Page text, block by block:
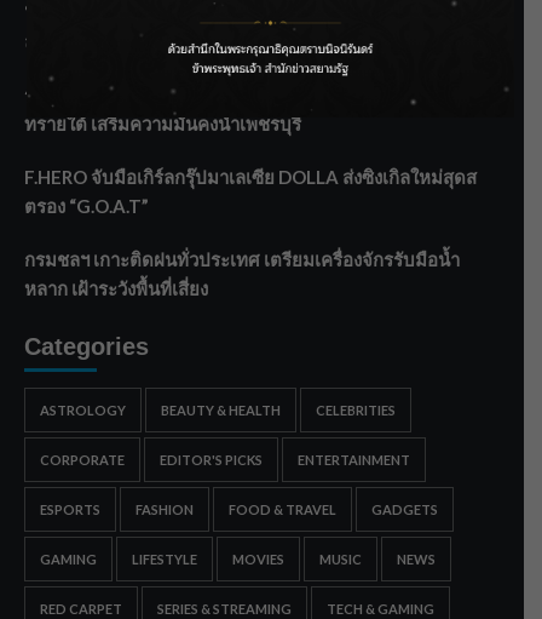
‘แมน การิน’ แชร์ความเชื่อชวนคิด! “อยากกินอะไรหลังจาก
ลาโลกนี้ ให้ใส่บาตรสิ่งนั้นไว้ตอนยังมีชีวิต”
ราชเลขานุการในพระองค์ฯ ติดตามโครงการหุบกะพง–ห้วย
ทรายใต้ เสริมความมั่นคงน้ำเพชรบุรี
F.HERO จับมือเกิร์ลกรุ๊ปมาเลเซีย DOLLA ส่งซิงเกิลใหม่สุดส
ตรอง “G.O.A.T”
กรมชลฯ เกาะติดฝนทั่วประเทศ เตรียมเครื่องจักรรับมือน้ำ
หลาก เฝ้าระวังพื้นที่เสี่ยง
Categories
ASTROLOGY BEAUTY & HEALTH CELEBRITIES
CORPORATE EDITOR'S PICKS ENTERTAINMENT
ESPORTS FASHION FOOD & TRAVEL GADGETS
GAMING LIFESTYLE MOVIES MUSIC NEWS
RED CARPET SERIES & STREAMING TECH & GAMING